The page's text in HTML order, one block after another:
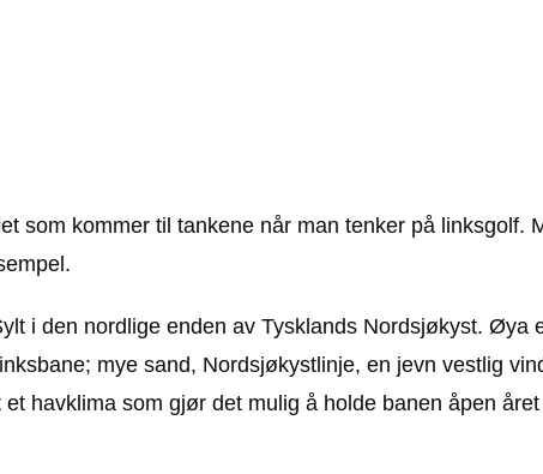
som kommer til tankene når man tenker på linksgolf.
i den nordlige enden av Tysklands Nordsjøkyst. Øya
mye sand, Nordsjøkystlinje, en jevn vestlig
havklima som gjør det mulig å holde banen åpen